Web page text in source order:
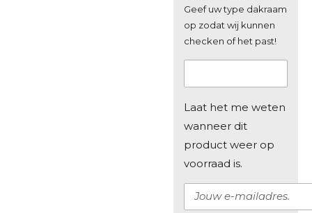
Geef uw type dakraam
op zodat wij kunnen
checken of het past!
Laat het me weten
wanneer dit
product weer op
voorraad is.